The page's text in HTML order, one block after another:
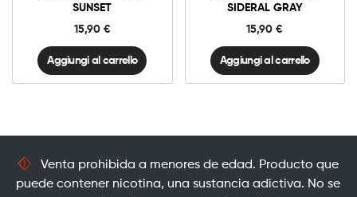
SUNSET
15,90 €
Aggiungi al carrello
SIDERAL GRAY
15,90€
quantità
Aggiungi al carrello
Venta prohibida a menores de edad. Producto que
puede contener nicotina, una sustancia adictiva. No se